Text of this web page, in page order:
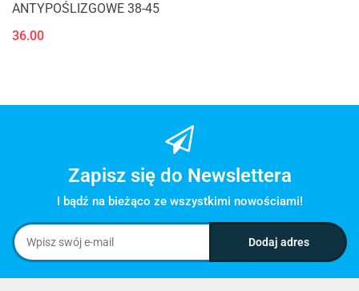
ANTYPOŚLIZGOWE 38-45
36.00
Zapisz się do Newslettera
I bądź na bieżąco ze wszystkimi nowościami!